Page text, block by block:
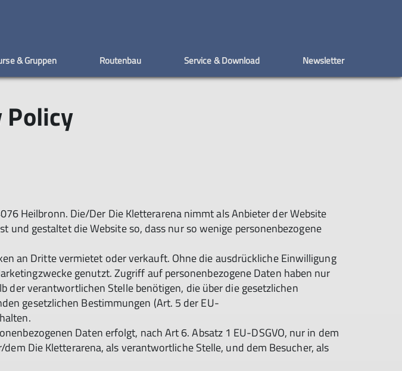
& Gruppen Routenbau Service & Download Newsletter
Heilbronn. Die/Der Die Kletterarena nimmt als Anbieter der Website
und gestaltet die Website so, dass nur so wenige personenbezogene
an Dritte vermietet oder verkauft. Ohne die ausdrückliche Einwilligung
genutzt. Zugriff auf personenbezogene Daten haben nur
der verantwortlichen Stelle benötigen, die über die gesetzlichen
gesetzlichen Bestimmungen (Art. 5 der EU-
Daten erfolgt, nach Art 6. Absatz 1 EU-DSGVO, nur in dem
Die Kletterarena, als verantwortliche Stelle, und dem Besucher, als